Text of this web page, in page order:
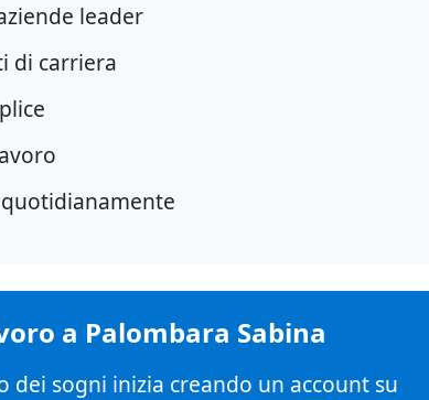
leader
di carriera
a Palombara Sabina
sogni inizia creando un account su